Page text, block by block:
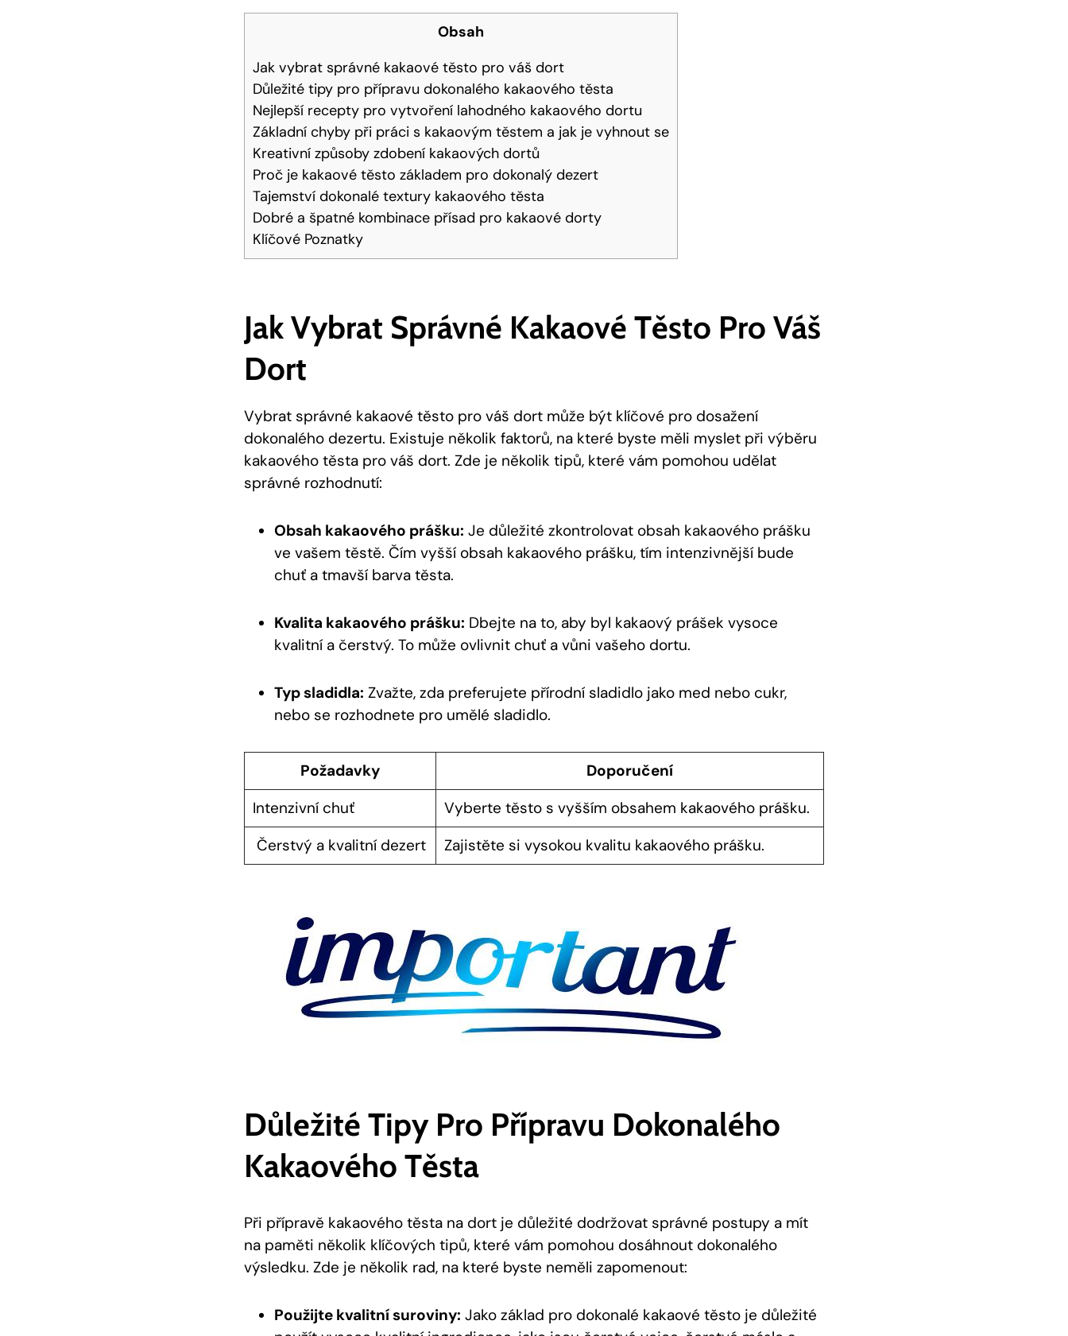
Obsah
Jak‌ vybrat ⁣správné kakaové těsto ‍pro ⁣váš dort
Důležité tipy ⁢pro přípravu ⁣dokonalého kakaového ‍těsta
Nejlepší recepty pro ⁢vytvoření ⁣lahodného ​kakaového dortu
Základní chyby při práci s kakaovým⁢ těstem ⁢a jak je‌ vyhnout⁤ se
Kreativní způsoby zdobení kakaových dortů
Proč⁣ je kakaové ⁣těsto základem pro ‌dokonalý ⁣dezert
Tajemství ‌dokonalé textury kakaového těsta
Dobré a špatné⁤ kombinace přísad pro kakaové ​dorty
Klíčové Poznatky
Jak‌ Vybrat ⁣správné Kakaové Těsto ‍pro ⁣váš
Dort
Vybrat správné kakaové ⁣těsto pro váš dort může být klíčové⁣ pro dosažení
⁣dokonalého dezertu. Existuje několik‌ faktorů, na které byste‌ měli ⁣myslet‌ při výběru
kakaového těsta pro váš dort. ⁤Zde​ je několik tipů, které vám pomohou ‍udělat‍
správné rozhodnutí:
Obsah kakaového⁤ prášku: Je důležité ‌zkontrolovat ⁣obsah kakaového⁣ prášku
ve vašem těstě. Čím vyšší obsah‍ kakaového prášku,⁤ tím ⁢intenzivnější ‌bude
chuť ⁤a tmavší‌ barva těsta.
Kvalita kakaového ‍prášku: Dbejte na to, aby ​byl kakaový prášek vysoce
kvalitní ⁣a čerstvý. To může ovlivnit chuť a vůni vašeho⁤ dortu.
Typ sladidla: Zvažte, zda ⁢preferujete ⁣přírodní‌ sladidlo jako ​med nebo cukr,‍
nebo se rozhodnete pro umělé sladidlo.
Požadavky
Doporučení
Intenzivní chuť
Vyberte ⁢těsto ⁤s⁤ vyšším obsahem kakaového prášku.
⁢ Čerstvý ⁢a kvalitní dezert
‌Zajistěte ​si vysokou‌ kvalitu ⁤kakaového prášku.
Důležité Tipy ⁢pro Přípravu ⁣dokonalého
Kakaového ‍těsta
Při ⁢přípravě kakaového​ těsta na dort‌ je důležité dodržovat ‍správné ‌postupy a mít
⁤na ⁣paměti několik klíčových tipů, které ‌vám pomohou dosáhnout dokonalého
výsledku.⁢ Zde je několik rad, na ‍které byste neměli zapomenout:
Použijte kvalitní‍ suroviny: Jako ‍základ pro dokonalé kakaové⁣ těsto je důležité